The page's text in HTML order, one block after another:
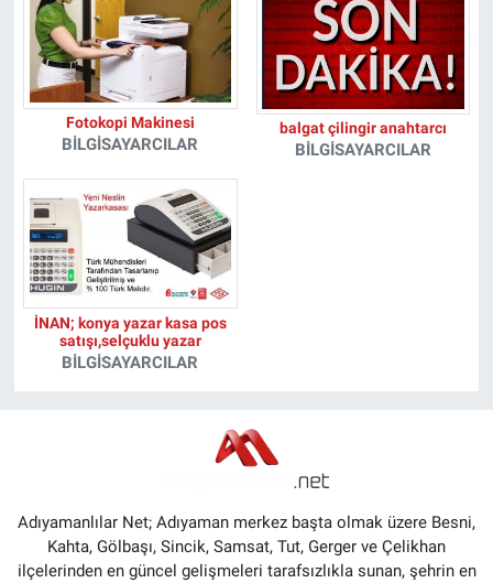
Fotokopi Makinesi
BILGISAYARCILAR
balgat çilingir anahtarcı
BILGISAYARCILAR
İNAN; konya yazar kasa pos
satışı,selçuklu yazar
BILGISAYARCILAR
Adıyamanlılar Net; Adıyaman merkez başta olmak üzere Besni,
Kahta, Gölbaşı, Sincik, Samsat, Tut, Gerger ve Çelikhan
ilçelerinden en güncel gelişmeleri tarafsızlıkla sunan, şehrin en